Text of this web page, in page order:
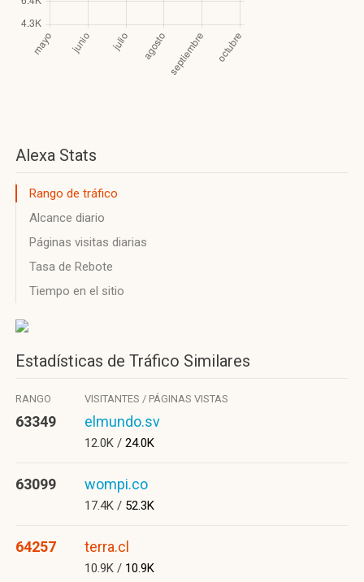
Alexa Stats
Rango de tráfico
Alcance diario
Páginas visitas diarias
Tasa de Rebote
Tiempo en el sitio
Estadísticas de Tráfico Similares
RANGO VISITANTES / PÁGINAS VISTAS
63349 elmundo.sv
12.0K / 24.0K
63099 wompi.co
17.4K / 52.3K
64257 terra.cl
10.9K / 10.9K